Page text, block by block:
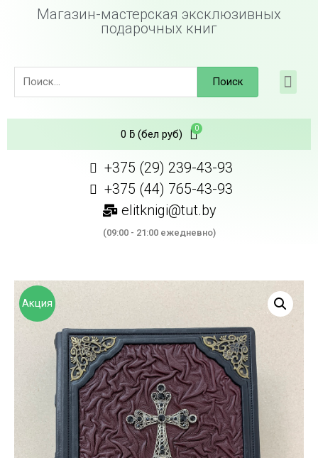
Магазин-мастерская эксклюзивных
подарочных книг
Поиск
0 ƃ(бел руб)
+375 (29) 239-43-93
+375 (44) 765-43-93
elitknigi@tut.by
(09:00 - 21:00 ежедневно)
Акция